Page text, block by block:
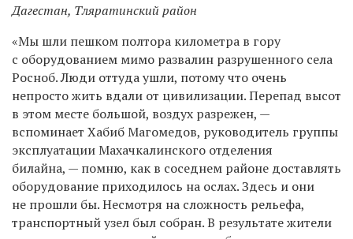
Дагестан, Тляратинский район
«Мы шли пешком полтора километра в гору
с оборудованием мимо развалин разрушенного села
Росноб. Люди оттуда ушли, потому что очень
непросто жить вдали от цивилизации. Перепад высот
в этом месте большой, воздух разрежен, —
вспоминает Хабиб Магомедов, руководитель группы
эксплуатации Махачкалинского отделения
билайна, — помню, как в соседнем районе доставлять
оборудование приходилось на ослах. Здесь и они
не прошли бы. Несмотря на сложность рельефа,
транспортный узел был собран. В результате жители